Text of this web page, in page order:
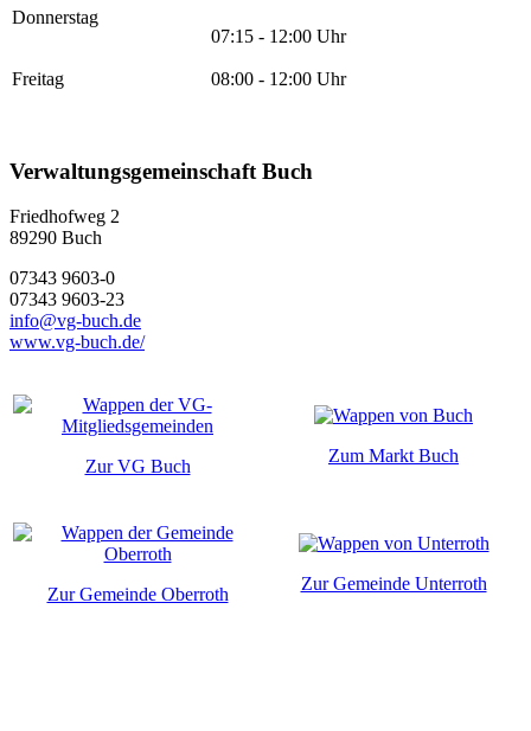
Donnerstag
07:15 - 12:00 Uhr
Freitag 08:00 - 12:00 Uhr
Verwaltungsgemeinschaft Buch
Friedhofweg 2
89290 Buch
07343 9603-0
07343 9603-23
info@vg-buch.de
www.vg-buch.de/
Zur VG Buch
Zum Markt Buch
Zur Gemeinde Oberroth
Zur Gemeinde Unterroth